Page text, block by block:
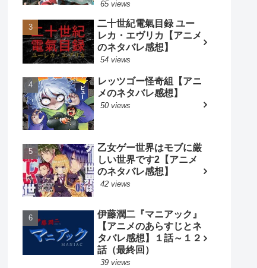
65 views
二十世紀電氣目録 ユー
レカ・エヴリカ【アニメ
のネタバレ感想】
54 views
レッツゴー怪奇組【アニ
メのネタバレ感想】
50 views
乙女ゲー世界はモブに厳
しい世界です2【アニメ
のネタバレ感想】
42 views
伊藤潤二『マニアック』
【アニメのあらすじとネ
タバレ感想】１話～１２
話（最終回）
39 views